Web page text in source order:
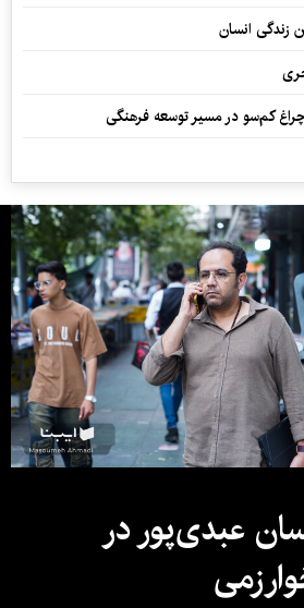
زندگی انسان
چراغ کم‌سو در مسیر توسعه فرهنگی
عبدی‌پور در